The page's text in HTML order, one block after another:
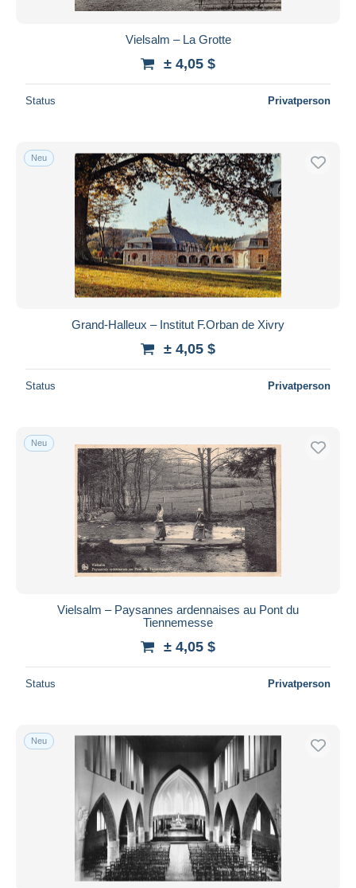
Vielsalm – La Grotte
± 4,05 $
Status Privatperson
Neu
Grand-Halleux – Institut F.Orban de Xivry
± 4,05 $
Status Privatperson
Neu
Vielsalm – Paysannes ardennaises au Pont du
Tiennemesse
± 4,05 $
Status Privatperson
Neu